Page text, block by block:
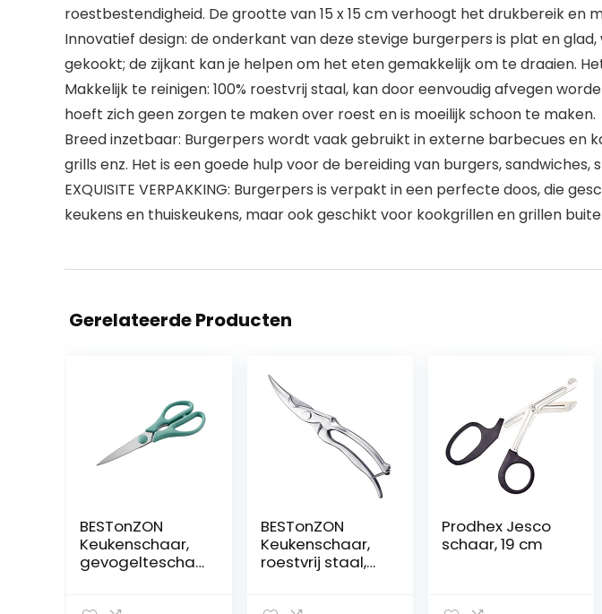
roestbestendigheid. De grootte van 15 x 15 cm verhoogt het drukbereik en
Innovatief design: de onderkant van deze stevige burgerpers is plat en
gekookt; de zijkant kan je helpen om het eten gemakkelijk om te draaien.
Makkelijk te reinigen: 100% roestvrij staal, kan door eenvoudig afvegen
hoeft zich geen zorgen te maken over roest en is moeilijk schoon te maken.
Breed inzetbaar: Burgerpers wordt vaak gebruikt in externe barbecues
grills enz. Het is een goede hulp voor de bereiding van burgers, sandwiches,
EXQUISITE VERPAKKING: Burgerpers is verpakt in een perfecte doos, die
keukens en thuiskeukens, maar ook geschikt voor kookgrillen en grillen
Gerelateerde Producten
BESTonZON
Keukenschaar,
gevogeltescha
BESTonZON
Keukenschaar,
roestvrij staal,
Prodhex Jesco
schaar, 19 cm